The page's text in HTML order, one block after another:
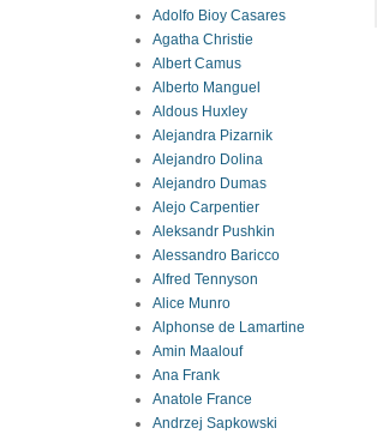
Adolfo Bioy Casares
Agatha Christie
Albert Camus
Alberto Manguel
Aldous Huxley
Alejandra Pizarnik
Alejandro Dolina
Alejandro Dumas
Alejo Carpentier
Aleksandr Pushkin
Alessandro Baricco
Alfred Tennyson
Alice Munro
Alphonse de Lamartine
Amin Maalouf
Ana Frank
Anatole France
Andrzej Sapkowski